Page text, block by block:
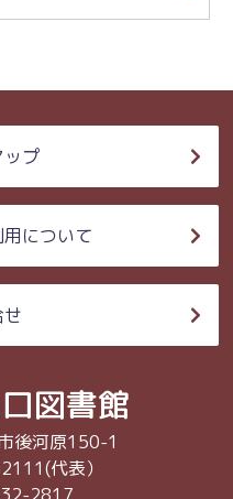
ップ
について
図書館
後河原150-1
代表）
2817